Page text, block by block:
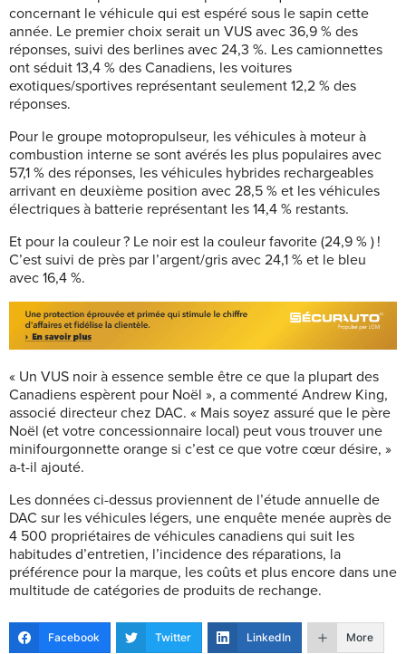
concernant le véhicule qui est espéré sous le sapin cette
année. Le premier choix serait un VUS avec 36,9 % des
réponses, suivi des berlines avec 24,3 %. Les camionnettes
ont séduit 13,4 % des Canadiens, les voitures
exotiques/sportives représentant seulement 12,2 % des
réponses.
Pour le groupe motopropulseur, les véhicules à moteur à
combustion interne se sont avérés les plus populaires avec
57,1 % des réponses, les véhicules hybrides rechargeables
arrivant en deuxième position avec 28,5 % et les véhicules
électriques à batterie représentant les 14,4 % restants.
Et pour la couleur ? Le noir est la couleur favorite (24,9 % ) !
C’est suivi de près par l’argent/gris avec 24,1 % et le bleu
avec 16,4 %.
« Un VUS noir à essence semble être ce que la plupart des
Canadiens espèrent pour Noël », a commenté Andrew King,
associé directeur chez DAC. « Mais soyez assuré que le père
Noël (et votre concessionnaire local) peut vous trouver une
minifourgonnette orange si c’est ce que votre cœur désire, »
a-t-il ajouté.
Les données ci-dessus proviennent de l’étude annuelle de
DAC sur les véhicules légers, une enquête menée auprès de
4 500 propriétaires de véhicules canadiens qui suit les
habitudes d’entretien, l’incidence des réparations, la
préférence pour la marque, les coûts et plus encore dans une
multitude de catégories de produits de rechange.
Facebook Twitter LinkedIn More